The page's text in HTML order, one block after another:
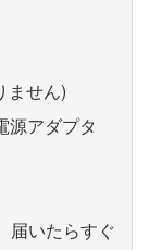
ません)
源アダプタ
届いたらすぐ